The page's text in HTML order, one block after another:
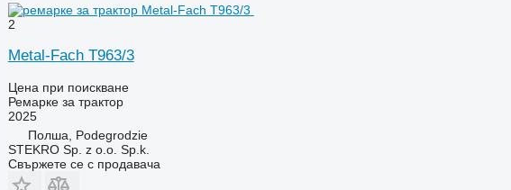
2
Metal-Fach T963/3
Цена при поискване
Ремарке за трактор
2025
Полша, Podegrodzie
STEKRO Sp. z o.o. Sp.k.
Свържете се с продавача